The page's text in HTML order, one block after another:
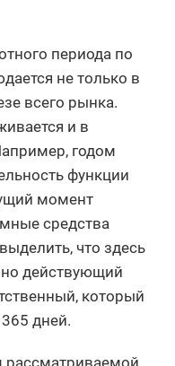
периода по
не только в
всего рынка.
и в
годом
функции
момент
средства
что здесь
действующий
который
дней.
рассматриваемой